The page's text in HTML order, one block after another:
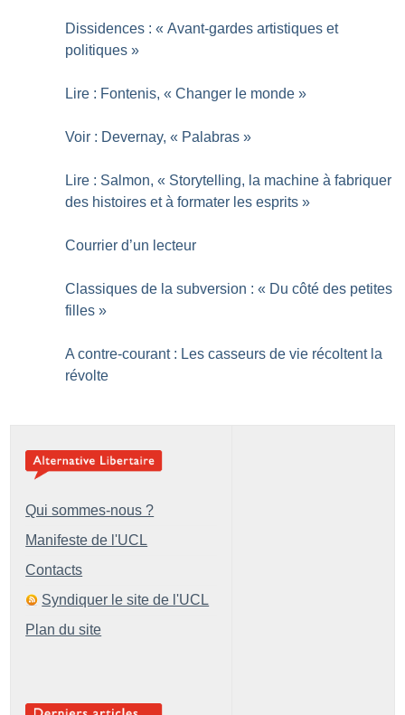
Dissidences : « Avant-gardes artistiques et
politiques »
Lire : Fontenis, « Changer le monde »
Voir : Devernay, « Palabras »
Lire : Salmon, « Storytelling, la machine à fabriquer
des histoires et à formater les esprits »
Courrier d’un lecteur
Classiques de la subversion : « Du côté des petites
filles »
A contre-courant : Les casseurs de vie récoltent la
révolte
Qui sommes-nous ?
Manifeste de l'UCL
Contacts
Syndiquer le site de l'UCL
Plan du site